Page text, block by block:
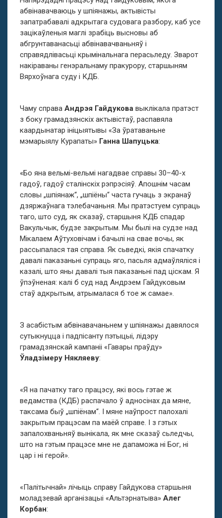
абвінавачваюць у шпіянажы, актывісты
запатрабавалі адкрытага судовага разбору, каб усе
зацікаўленыя маглі зрабіць высновы аб
абгрунтаванасьці абвінавачваньняў і
справядлівасьці крымінальнага перасьледу. Зварот
накіраваны генэральнаму пракурору, старшыням
Вярхоўнага суду і КДБ.
Чаму справа Андрэя Гайдукова выклікала пратэст
з боку грамадзянскіх актывістаў, распавяла
каардынатар ініцыятывы «За ўратаваньне
мэмарыялу Курапаты» Ганна Шапуцька:
«Бо яна вельмі-вельмі нагадвае справы 30–40-х
гадоў, гадоў сталінскіх рэпрэсіяў. Апошнім часам
словы „шпіянаж“, „шпіёны“ часта гучаць з экранаў
дзяржаўнага тэлебачаньня. Мы пратэстуем супраць
таго, што суд, як сказаў, старшыня КДБ спадар
Вакульчык, будзе закрытым. Мы былі на судзе над
Мікалаем Аўтуховічам і бачылі на свае вочы, як
рассыпалася тая справа. Як сьведкі, якія спачатку
давалі паказаньні супраць яго, пасьля адмаўляліся і
казалі, што яны давалі тыя паказаньні пад ціскам. Я
ўпэўненая: калі б суд над Андрэем Гайдуковым
стаў адкрытым, атрымалася б тое ж самае».
З асабістым абвінавачаньнем у шпіянажы давялося
сутыкнуцца і падпісанту пэтыцыі, лідэру
грамадзянскай кампаніі «Гавары праўду»
Ўладзімеру Някляеву:
«Я на пачатку таго працэсу, які вось гэтае ж
ведамства (КДБ) распачало ў адносінах да мяне,
таксама быў „шпіёнам“. І мяне наўпрост палохалі
закрытым працэсам па маёй справе. І з гэтых
запалохваньняў вынікала, як мне сказаў сьледчы,
што на гэтым працэсе мне не дапаможа ні Бог, ні
цар і ні герой».
«Палітычнай» лічыць справу Гайдукова старшыня
моладзевай арганізацыі «Альтэрнатыва» Алег
Корбан: